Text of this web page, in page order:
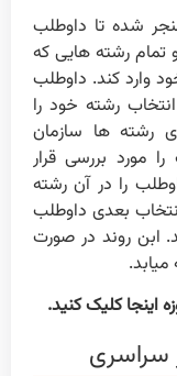
شده تا داوطلب
رشته هایی که
وارد کند. داوطلب
رشته خود را
رشته ها سازمان
مورد بررسی قرار
را در آن رشته
بعدی داوطلب
ابن روند در صورت
سراسری